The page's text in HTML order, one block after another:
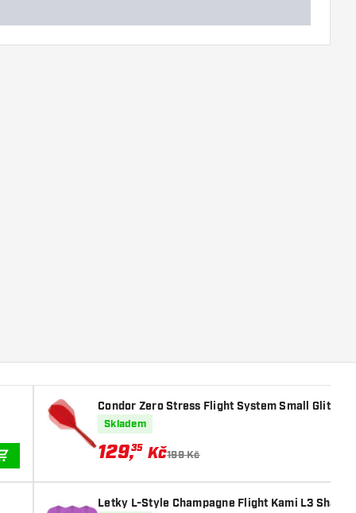
Condor Zero Stress Flight System Small Glitter
Skladem
129,35 Kč199 Kč
Letky L-Style Champagne Flight Kami L3 Shape